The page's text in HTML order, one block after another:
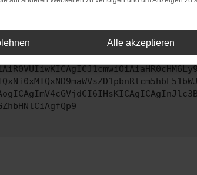
das Problem zu beheben. Du kannst uns
Alle akzeptieren